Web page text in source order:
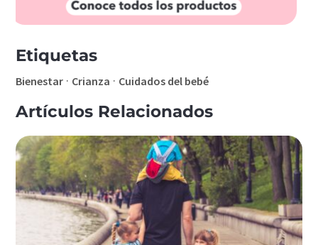
Etiquetas
Bienestar · Crianza · Cuidados del bebé
Artículos Relacionados